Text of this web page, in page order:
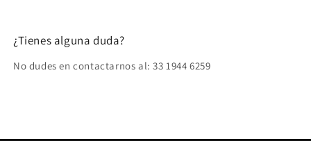
¿Tienes alguna duda?
No dudes en contactarnos al: 33 1944 6259